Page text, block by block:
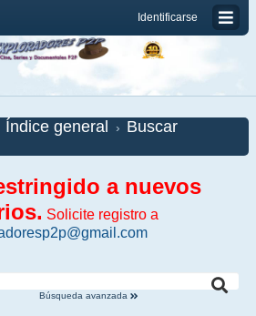
Identificarse
Índice general
Buscar
a nuevos
Solicite registro a
Búsqueda avanzada